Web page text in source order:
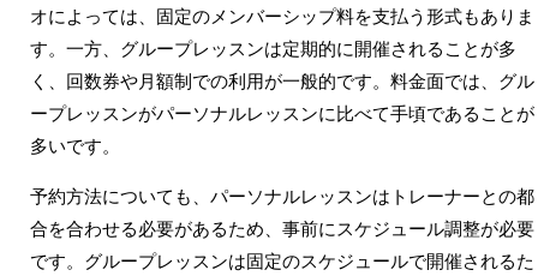
オによっては、固定のメンバーシップ料を支払う形式もありま
す。一方、グループレッスンは定期的に開催されることが多
く、回数券や月額制での利用が一般的です。料金面では、グル
ープレッスンがパーソナルレッスンに比べて手頃であることが
多いです。
予約方法についても、パーソナルレッスンはトレーナーとの都
合を合わせる必要があるため、事前にスケジュール調整が必要
です。グループレッスンは固定のスケジュールで開催されるた